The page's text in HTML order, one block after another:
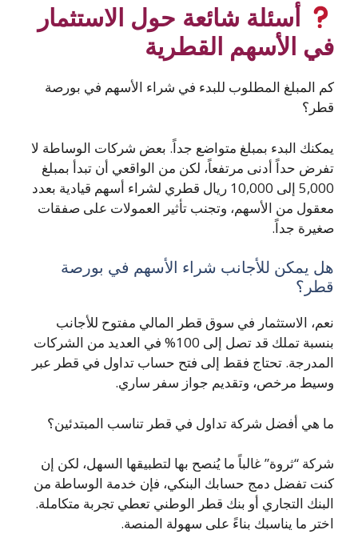
أسئلة شائعة حول الاستثمار
في الأسهم القطرية
كم المبلغ المطلوب للبدء في شراء الأسهم في بورصة
قطر؟
يمكنك البدء بمبلغ متواضع جداً. بعض شركات الوساطة لا
تفرض حداً أدنى مرتفعاً، لكن من الواقعي أن تبدأ بمبلغ
5,000 إلى 10,000 ريال قطري لشراء أسهم قيادية بعدد
معقول من الأسهم، وتجنب تأثير العمولات على صفقات
صغيرة جداً.
هل يمكن للأجانب شراء الأسهم في بورصة
قطر؟
نعم، الاستثمار في سوق قطر المالي مفتوح للأجانب
بنسبة تملك قد تصل إلى 100% في العديد من الشركات
المدرجة. تحتاج فقط إلى فتح حساب تداول في قطر عبر
وسيط مرخص، وتقديم جواز سفر ساري.
ما هي أفضل شركة تداول في قطر تناسب المبتدئين؟
شركة “ثروة” غالباً ما يُنصح بها لتطبيقها السهل، لكن إن
كنت تفضل دمج حسابك البنكي، فإن خدمة الوساطة من
البنك التجاري أو بنك قطر الوطني تعطي تجربة متكاملة.
اختر ما يناسبك بناءً على سهولة المنصة.